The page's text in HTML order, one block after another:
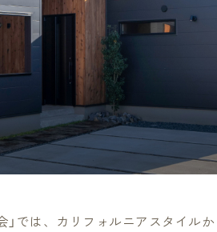
」では、カリフォルニアスタイル